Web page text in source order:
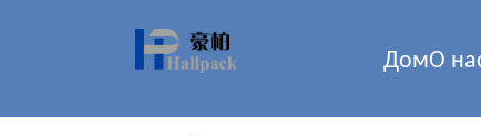
ДомО